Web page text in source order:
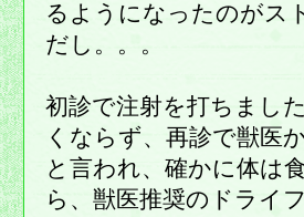
るようになったのがス
だし。。。
初診で注射を打ちまし
くならず、再診で獣医
と言われ、確かに体は
ら、獣医推奨のドライ